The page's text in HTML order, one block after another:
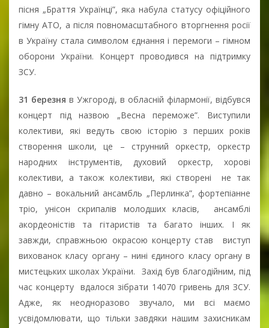
пісня „Браття Українці”, яка набула статусу офіційного
гімну АТО, а після повномасштабного вторгнення росії
в Україну стала символом єднання і перемоги – гімном
оборони України. Концерт проводився на підтримку
ЗСУ.
31 березня в Ужгороді, в обласній філармонії, відбувся
концерт під назвою „Весна переможе”. Виступили
колективи, які ведуть свою історію з перших років
створення школи, це – струнний оркестр, оркестр
народних інструментів, духовий оркестр, хорові
колективи, а також колективи, які створені не так
давно – вокальний ансамбль „Перлинка”, фортепіанне
тріо, унісон скрипалів молодших класів, ансамблі
акордеоністів та гітаристів та багато інших. І як
завжди, справжньою окрасою концерту став виступ
вихованок класу органу – нині єдиного класу органу в
мистецьких школах України. Захід був благодійним, під
час концерту вдалося зібрати 14070 гривень для ЗСУ.
Адже, як неодноразово звучало, ми всі маємо
усвідомлювати, що тільки завдяки нашим захисникам